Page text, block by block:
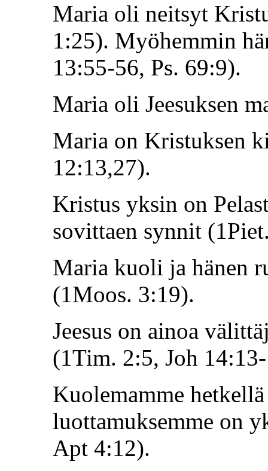
Maria oli neitsyt
1:25). Myöhemmin
13:55-56, Ps. 69:9).
Maria oli Jeesuksen
Maria on Kristuksen
12:13,27).
Kristus yksin on
sovittaen synnit
Maria kuoli ja hänen
(1Moos. 3:19).
Jeesus on ainoa
(1Tim. 2:5, Joh
Kuolemamme
luottamuksemme on
Apt 4:12).